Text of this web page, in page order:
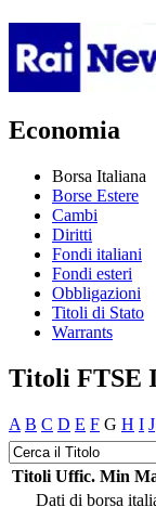
Economia
Borsa Italiana
Borse Estere
Cambi
Diritti
Fondi italiani
Fondi esteri
Obbligazioni
Titoli di Stato
Warrants
Titoli FTSE
A B C D E F G H I J
Titoli Uffic. Min
Dati di borsa